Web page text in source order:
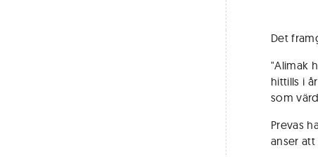
Det
"Alimak
hittills i
som
Prevas
anser